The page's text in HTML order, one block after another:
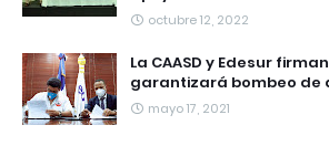
octubre 12, 2022
La CAASD y Edesur
garantizará bombeo de
mayo 17, 2021